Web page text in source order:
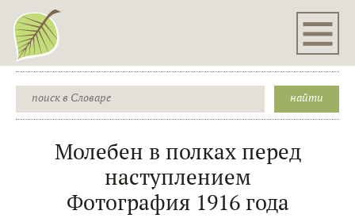
Молебен в полках перед
наступлением
Фотография 1916 года